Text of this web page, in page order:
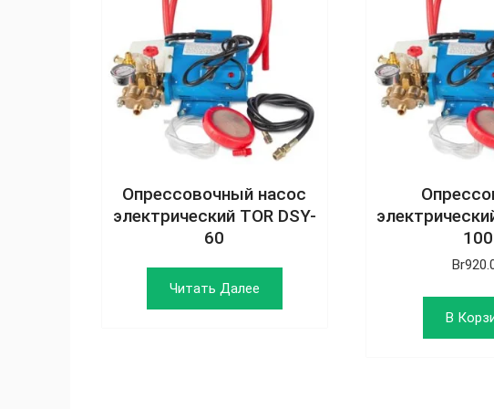
Опрессовочный насос
электрический TOR DSY-
60
Читать Далее
100
Br
В